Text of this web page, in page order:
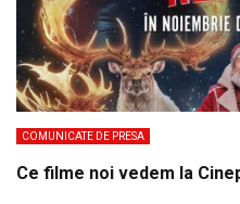
COMUNICATE DE PRESA
Ce filme noi vedem la